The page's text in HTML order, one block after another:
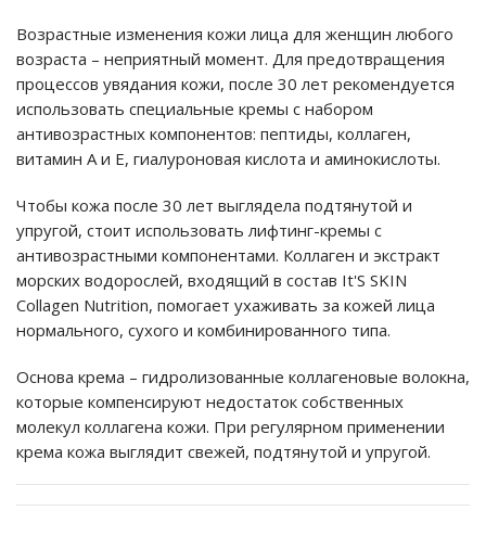
Возрастные изменения кожи лица для женщин любого
возраста – неприятный момент. Для предотвращения
процессов увядания кожи, после 30 лет рекомендуется
использовать специальные кремы с набором
антивозрастных компонентов: пептиды, коллаген,
витамин А и Е, гиалуроновая кислота и аминокислоты.
Чтобы кожа после 30 лет выглядела подтянутой и
упругой, стоит использовать лифтинг-кремы с
антивозрастными компонентами. Коллаген и экстракт
морских водорослей, входящий в состав It'S SKIN
Collagen Nutrition, помогает ухаживать за кожей лица
нормального, сухого и комбинированного типа.
Основа крема – гидролизованные коллагеновые волокна,
которые компенсируют недостаток собственных
молекул коллагена кожи. При регулярном применении
крема кожа выглядит свежей, подтянутой и упругой.